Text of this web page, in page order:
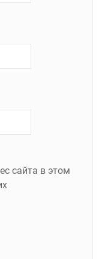
сайта в этом